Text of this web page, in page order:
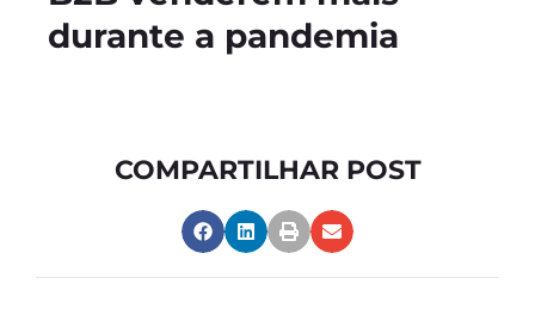
durante a pandemia
COMPARTILHAR POST